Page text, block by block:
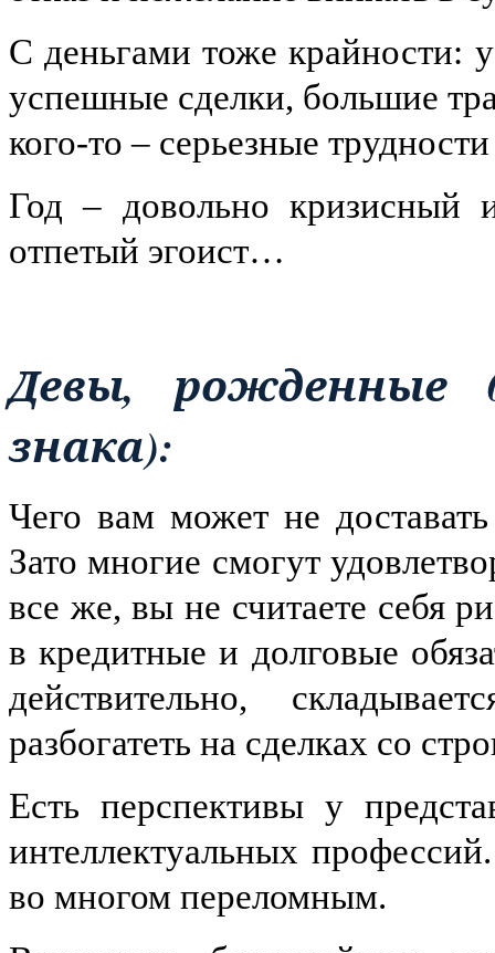
С деньгами тоже крайности:
успешные сделки, большие
кого-то – серьезные
Год – довольно кризисный
отпетый эгоист…
Девы, рожденные
знака):
Чего вам может не
Зато многие смогут
все же, вы не считаете себя
в кредитные и долговые
действительно,
разбогатеть на сделках со
Есть перспективы у
интеллектуальных
во многом переломным.